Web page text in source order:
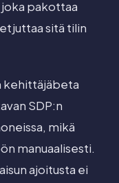
pakottaa
sitä tilin
kehittäjäbeta
SDP:n
mikä
manuaalisesti.
ajoitusta ei